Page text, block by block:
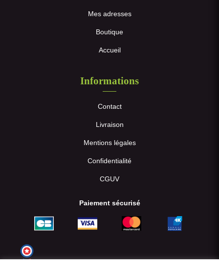
Mes adresses
Boutique
Accueil
Informations
Contact
Livraison
Mentions légales
Confidentialité
CGUV
Paiement sécurisé